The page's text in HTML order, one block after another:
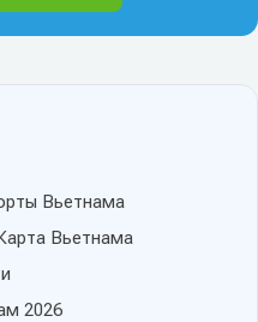
Вьетнама
Вьетнама
2026